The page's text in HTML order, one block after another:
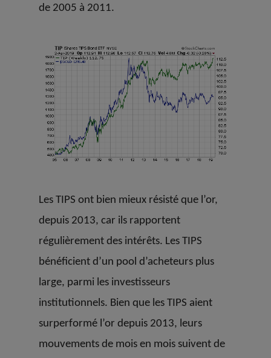
de 2005 à 2011.
Les TIPS ont bien mieux résisté que l’or,
depuis 2013, car ils rapportent
régulièrement des intérêts. Les TIPS
bénéficient d’un pool d’acheteurs plus
large, parmi les investisseurs
institutionnels. Bien que les TIPS aient
surperformé l’or depuis 2013, leurs
mouvements de mois en mois suivent de